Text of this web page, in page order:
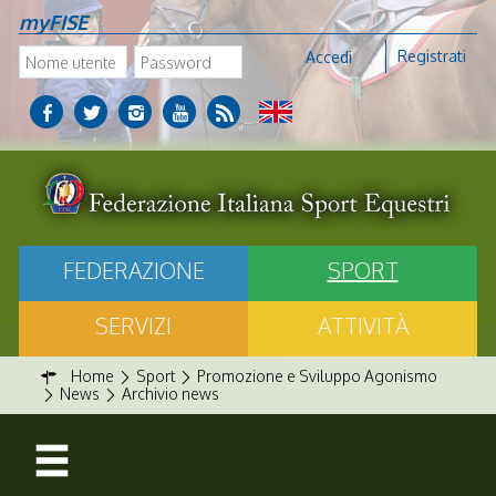
myFISE
Accedi Registrati
FEDERAZIONE
SPORT
SERVIZI
ATTIVITÀ
Home Sport
Promozione e Sviluppo Agonismo
News
Archivio news